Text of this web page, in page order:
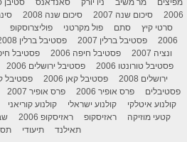
מפיצים
מר משיב ניו יורק סאנדאנס סטיבן
2006
סיכום שנה 2007 סיכום שנה 2008
סרטי קיץ
סתם פול מקרטני פוליצרוסקופ
2006
פסטיבל ברלין 2007 פסטיבל ברלין 2008
ונציה 2007
פסטיבל חיפה 2006 פסטיבל חיפה
פסטיבל טורונטו 2006
פסטיבל ירושלים 2006
ירושלים 2008
פסטיבל קאן 2006 פסטיבל קאן
פסטיבלים
פרס אופיר 2006 פרס אופיר 2007
קולנוע איטלקי
קולנוע ישראלי קולנוע קוריאני
קטעי מוזיקה
ראזיסקופ ראזיסקופ 2006
תאילנד
תיעודי